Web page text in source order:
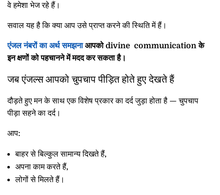
वे हमेशा भेज रहे हैं।
सवाल यह है कि क्या आप उसे प्राप्त करने की स्थिति में हैं।
एंजल नंबरों का अर्थ समझनाआपकोdivine communicationके
इन क्षणों को पहचानने में मदद कर सकता है।
जब एंजल्स आपको चुपचाप पीड़ित होते हुए देखते हैं
दौड़ते हुए मन के साथ एक विशेष प्रकार का दर्द जुड़ा होता है — चुपचाप
पीड़ा सहने का दर्द।
आप:
बाहर से बिल्कुल सामान्य दिखते हैं,
अपना काम करते हैं,
लोगों से मिलते हैं।